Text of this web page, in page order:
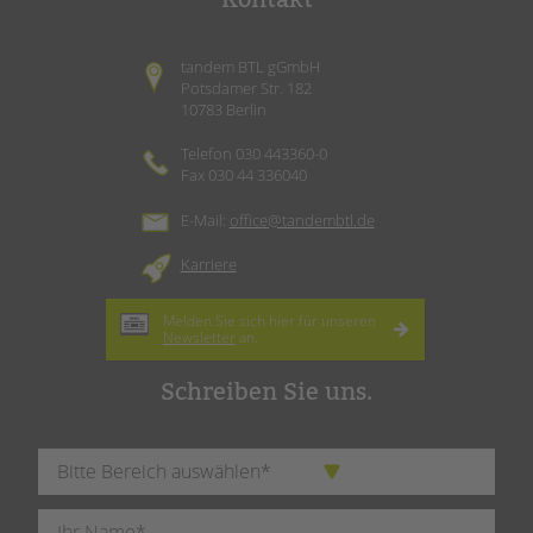
tandem BTL gGmbH
Potsdamer Str. 182
10783 Berlin
Telefon 030 443360-0
Fax 030 44 336040
E-Mail: office@tandembtl.de
Karriere
Melden Sie sich hier für unseren
Newsletter an.
Schreiben Sie uns.